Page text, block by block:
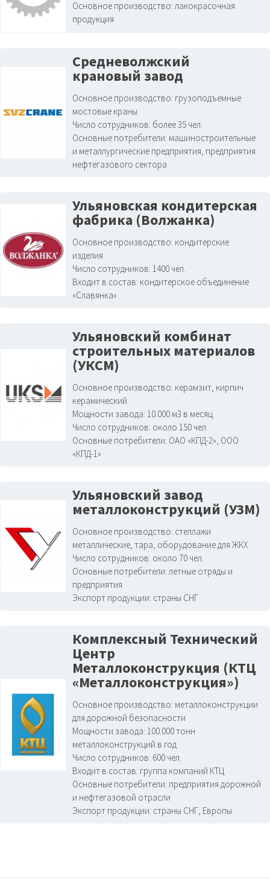
Основное производство: лакокрасочная
продукция
Средневолжский
крановый завод
Основное производство: грузоподъемные
мостовые краны
Число сотрудников: более 35 чел.
Основные потребители: машиностроительные
и металлургические предприятия, предприятия
нефтегазового сектора
Ульяновская кондитерская
фабрика (Волжанка)
Основное производство: кондитерские
изделия
Число сотрудников: 1400 чел.
Входит в состав: кондитерское объединение
«Славянка»
Ульяновский комбинат
строительных материалов
(УКСМ)
Основное производство: керамзит, кирпич
керамический
Мощности завода: 10.000 м3 в месяц
Число сотрудников: около 150 чел.
Основные потребители: ОАО «КПД-2», ООО
«КПД-1»
Ульяновский завод
металлоконструкций (УЗМ)
Основное производство: стеллажи
металлические, тара, оборудование для ЖКХ
Число сотрудников: около 70 чел.
Основные потребители: летные отряды и
предприятия
Экспорт продукции: страны СНГ
Комплексный Технический
Центр
Металлоконструкция (КТЦ
«Металлоконструкция»)
Основное производство: металлоконструкции
для дорожной безопасности
Мощности завода: 100.000 тонн
металлоконструкций в год
Число сотрудников: 600 чел.
Входит в состав: группа компаний КТЦ
Основные потребители: предприятия дорожной
и нефтегазовой отрасли
Экспорт продукции: страны СНГ, Европы